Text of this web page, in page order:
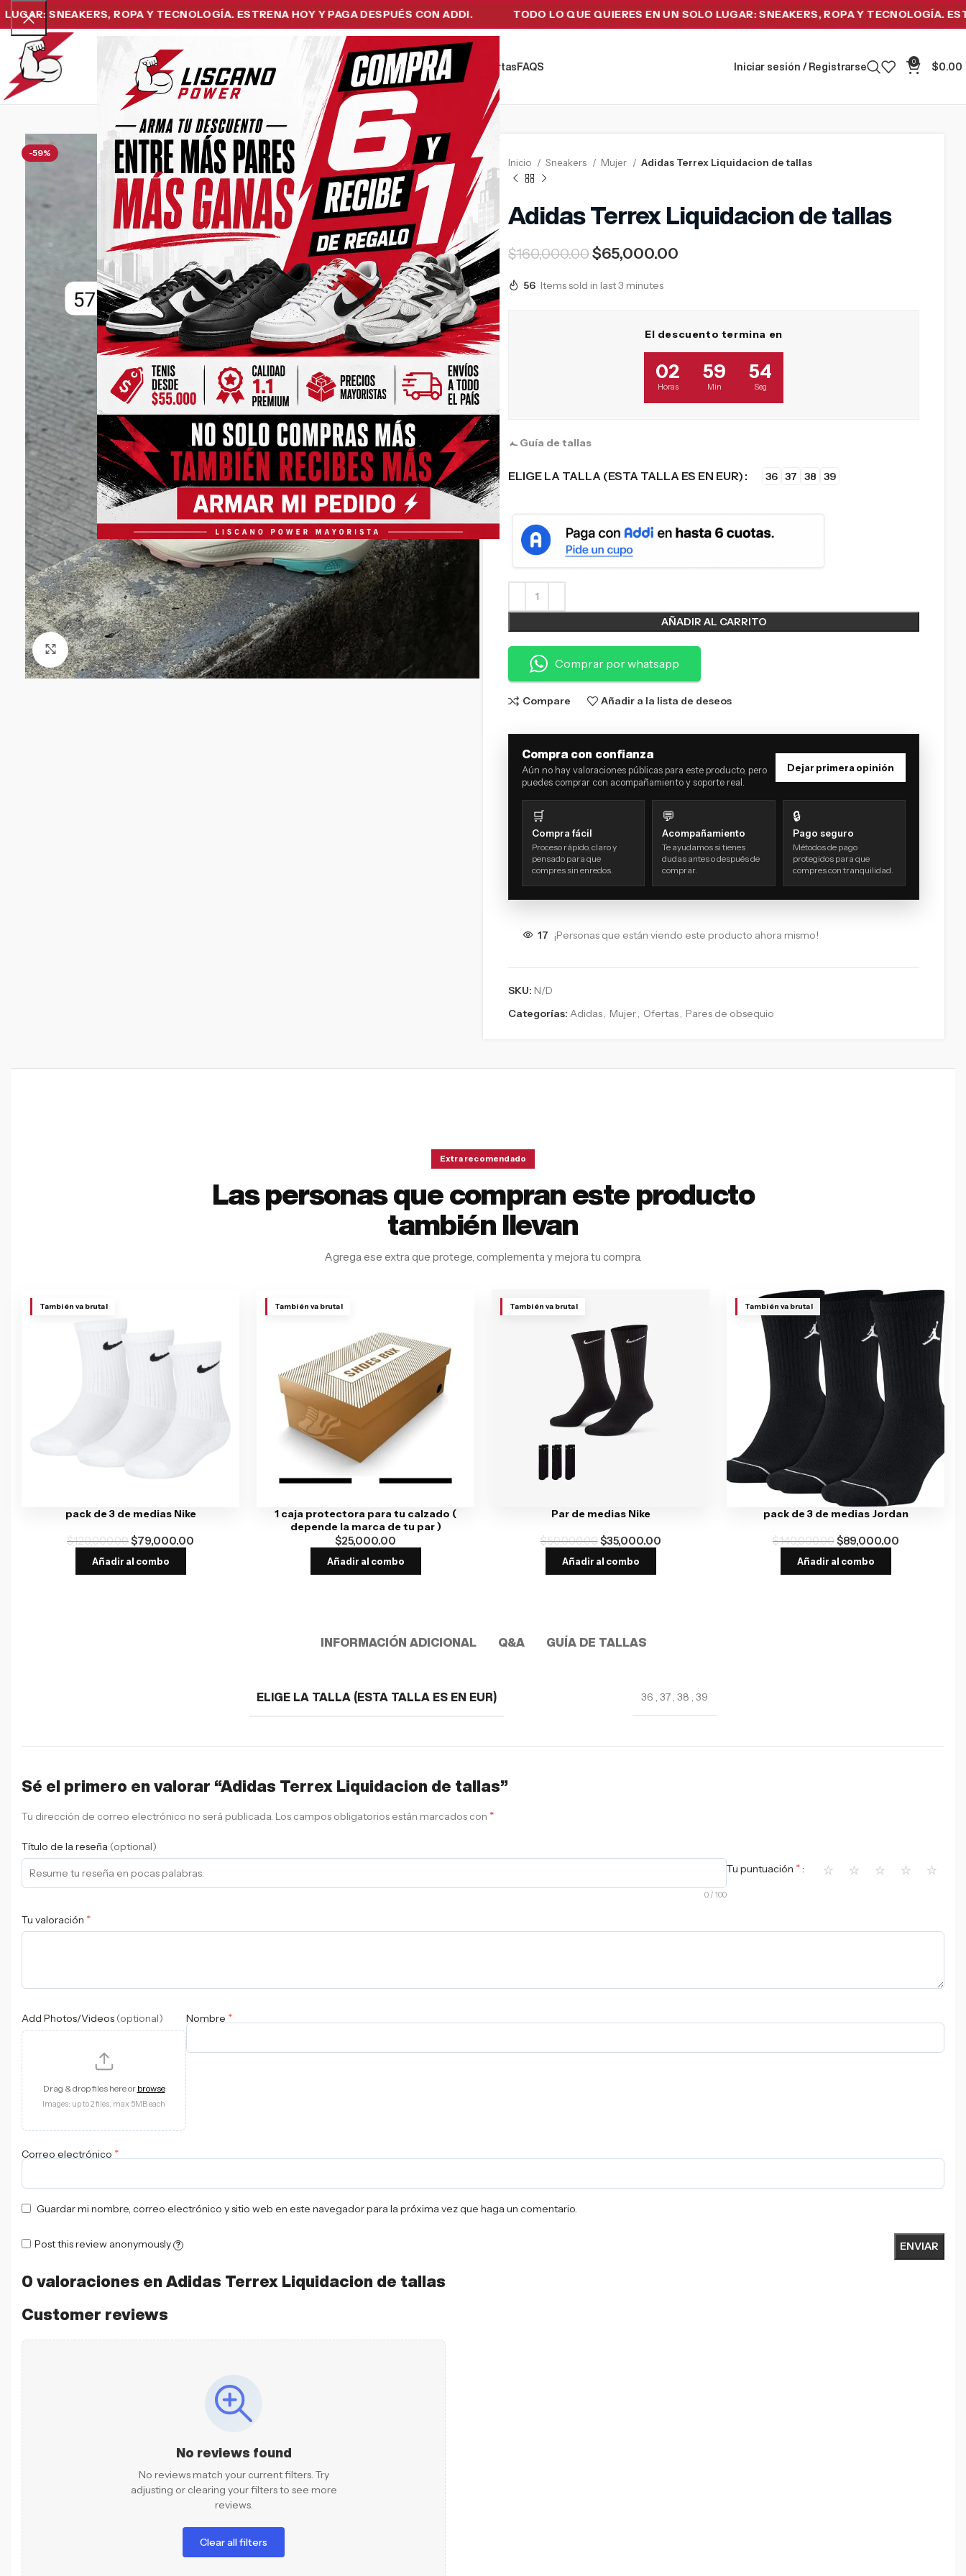
ROPA Y TECNOLOGÍA. ESTRENA HOY Y PAGA DESPUÉS CON ADDI. TODO LO QUE QUIERES EN UN SOLO LUGAR: SNEAKERS, ROPA Y TECNOLOGÍA. ESTRENA
Home SneakersTecnologíaRopa de Hombre Ofertas FAQ´S Iniciar sesión / Registrarse
0
$0.00
-59%
Click to enlarge
Inicio Sneakers Mujer Adidas Terrex Liquidacion de tallas
Adidas Terrex Liquidacion de tallas
$160,000.00$65,000.00
56 Items sold in last 3 minutes
El descuento termina en
02
Horas
59
Min
52
Seg
Guía de tallas
ELIGE LA TALLA (ESTA TALLA ES EN EUR) 36 37 38 39
AÑADIR AL CARRITO
Comprar por whatsapp
Compare Añadir a la lista de deseos
Compra con confianza
Aún no hay valoraciones públicas para este producto, pero
puedes comprar con acompañamiento y soporte real.
Dejar primera opinión
🛒
Compra fácil
Proceso rápido, claro y
pensado para que
compres sin enredos.
💬
Acompañamiento
Te ayudamos si tienes
dudas antes o después de
comprar.
🔒
Pago seguro
Métodos de pago
protegidos para que
compres con tranquilidad.
17 ¡Personas que están viendo este producto ahora mismo!
SKU: N/D
Categorías: Adidas, Mujer, Ofertas, Pares de obsequio
Extra recomendado
Las personas que compran este producto
también llevan
Agrega ese extra que protege, complementa y mejora tu compra.
También va brutal
pack de 3 de medias Nike
$120,000.00$79,000.00
Añadir al combo
También va brutal
1 caja protectora para tu calzado (
depende la marca de tu par )
$25,000.00
Añadir al combo
También va brutal
Par de medias Nike
$50,000.00$35,000.00
Añadir al combo
También va brutal
pack de 3 de medias Jordan
$140,000.00$89,000.00
Añadir al combo
INFORMACIÓN ADICIONAL Q&A GUÍA DE TALLAS
ELIGE LA TALLA (ESTA TALLA ES EN EUR) 36 , 37 , 38 , 39
0 valoraciones en Adidas Terrex Liquidacion de tallas
Customer reviews
No reviews found
No reviews match your current filters. Try
adjusting or clearing your filters to see more
reviews.
Clear all filters
Sé el primero en valorar “Adidas Terrex Liquidacion de tallas”
Tu dirección de correo electrónico no será publicada. Los campos obligatorios están marcados con *
Título de la reseña (optional)
0 / 100
Tu puntuación * ⭐ ⭐ ⭐ ⭐ ⭐
Tu valoración *
Add Photos/Videos (optional)
Drag & drop files here or browse
Images: up to 2 files, max 5MB each
Nombre *
Correo electrónico *
Guardar mi nombre, correo electrónico y sitio web en este navegador para la próxima vez que haga un comentario.
Post this review anonymously ?